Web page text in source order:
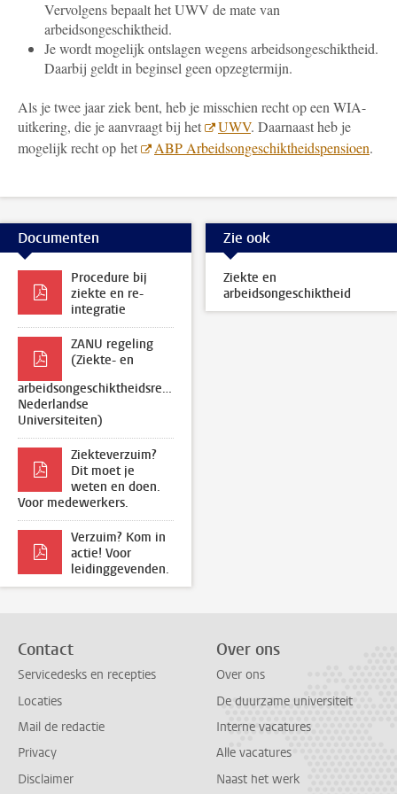
Vervolgens bepaalt het UWV de mate van
arbeidsongeschiktheid.
Je wordt mogelijk ontslagen wegens arbeidsongeschiktheid.
Daarbij geldt in beginsel geen opzegtermijn.
Als je twee jaar ziek bent, heb je misschien recht op een WIA-
uitkering, die je aanvraagt bij het
UWV. Daarnaast heb je
mogelijk recht op het
ABP Arbeidsongeschiktheidspensioen.
Documenten
Procedure bij
ziekte en re-
integratie
ZANU regeling
(Ziekte- en
arbeidsongeschiktheidsregeling
Nederlandse
Universiteiten)
Ziekteverzuim?
Dit moet je
weten en doen.
Voor medewerkers.
Verzuim? Kom in
actie! Voor
leidinggevenden.
Zie ook
Ziekte en
arbeidsongeschiktheid
Contact
Servicedesks en recepties
Locaties
Mail de redactie
Privacy
Disclaimer
Over ons
Over ons
De duurzame universiteit
Interne vacatures
Alle vacatures
Naast het werk